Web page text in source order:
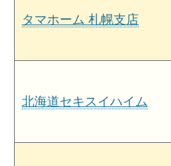
タマホーム 札幌支店
北海道セキスイハイム